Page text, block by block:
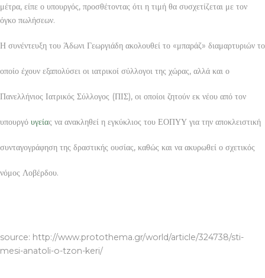
μέτρα, είπε ο υπουργός, προσθέτοντας ότι η τιμή θα συσχετίζεται με τον
όγκο πωλήσεων.
Η συνέντευξη του Άδωνι Γεωργιάδη ακολουθεί το «μπαράζ» διαμαρτυριών το
οποίο έχουν εξαπολύσει οι ιατρικοί σύλλογοι της χώρας, αλλά και ο
Πανελλήνιος Ιατρικός Σύλλογος (ΠΙΣ), οι οποίοι ζητούν εκ νέου από τον
υπουργό υγείας να ανακληθεί η εγκύκλιος του ΕΟΠΥΥ για την αποκλειστική
συνταγογράφηση της δραστικής ουσίας, καθώς και να ακυρωθεί ο σχετικός
νόμος Λοβέρδου.
source: http://www.protothema.gr/world/article/324738/sti-
mesi-anatoli-o-tzon-keri/